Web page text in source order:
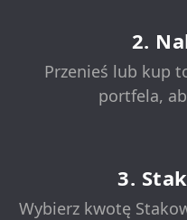
2.
Przenieś lub kup
portfela,
3.
Wybierz kwotę